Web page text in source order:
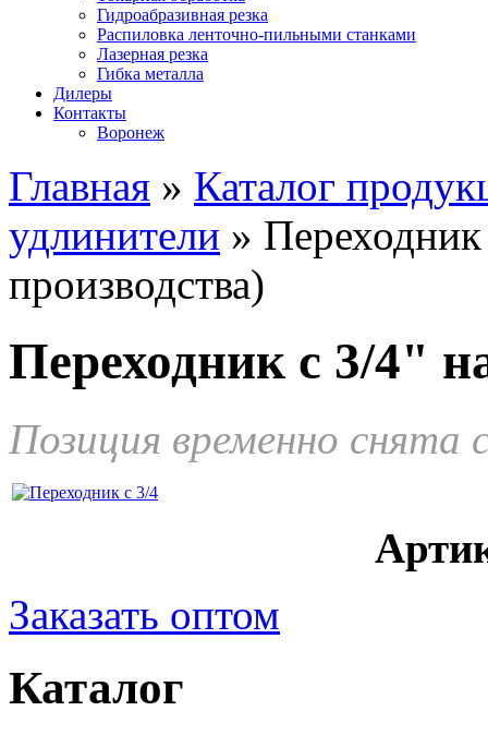
Гидроабразивная резка
Распиловка ленточно-пильными станками
Лазерная резка
Гибка металла
Дилеры
Контакты
Воронеж
Главная » Каталог
удлинители »
производства)
Переходник с 3/4"
Позиция временно снята
Заказать оптом
Каталог